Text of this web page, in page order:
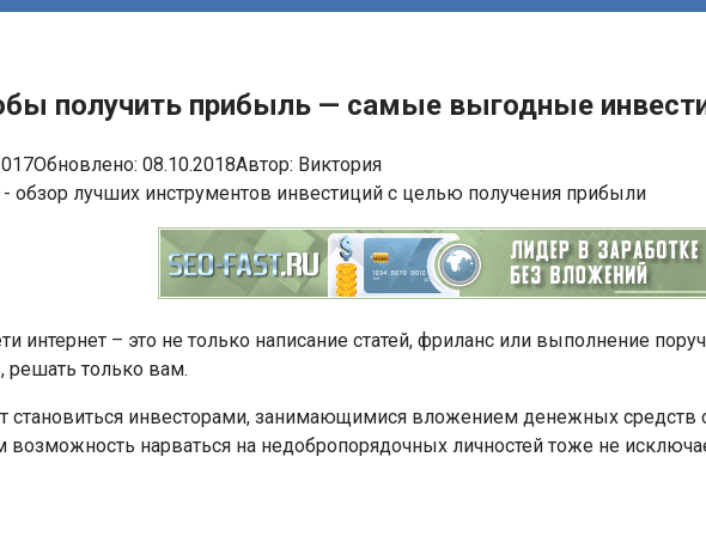
получить прибыль — самые выгодные
Обновлено: 08.10.2018Автор: Виктория
интернет – это не только написание статей, фриланс или выполнение
решать только вам.
инвесторами, занимающимися вложением денежных средств
нарваться на недобропорядочных личностей тоже не